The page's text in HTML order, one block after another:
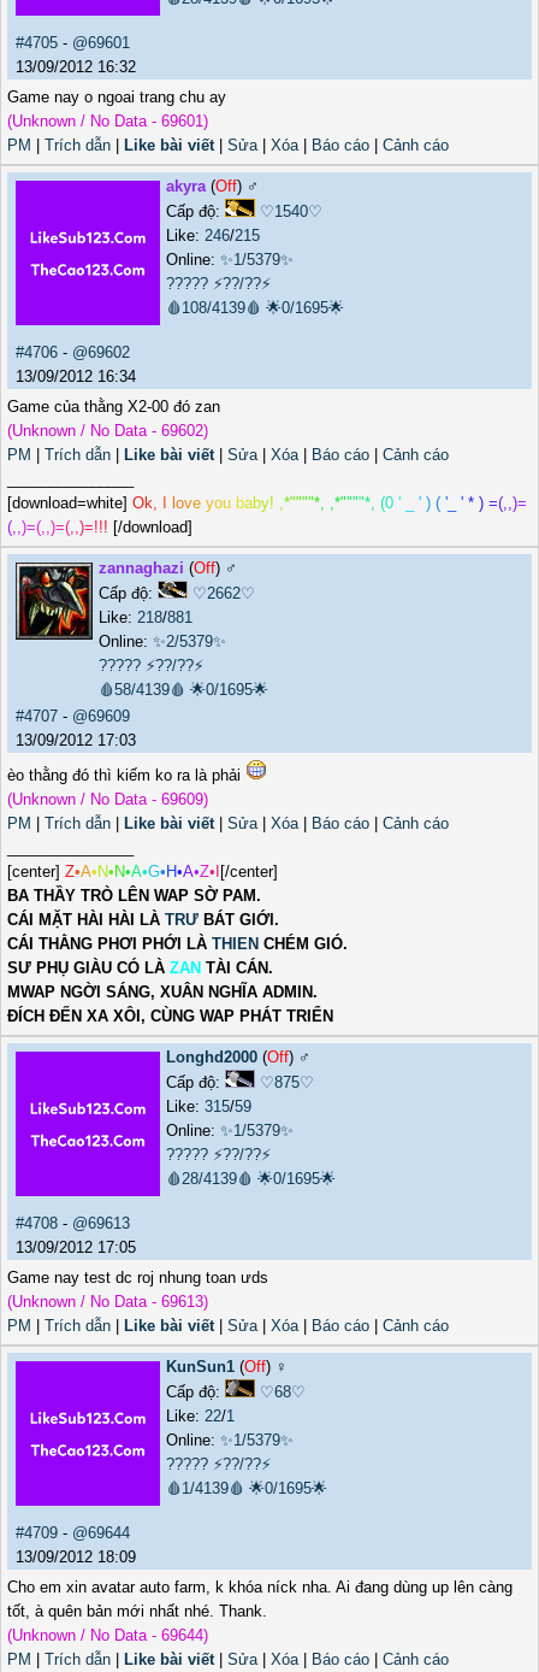
#4705 - @69601
13/09/2012 16:32
Game nay o ngoai trang chu ay
(Unknown / No Data - 69601)
PM
Trích dẫn Like bài viết| Sửa| Xóa| Báo cáo Cảnh cáo
akyra(Off) ♂️
Cấp độ:
♡1540♡
Like: 246/215
Online: ✨1/5379✨
????? ⚡??/??⚡
🩸108/4139🩸 🌟0/1695🌟
#4706 - @69602
13/09/2012 16:34
Game của thằng X2-00 đó zan
(Unknown / No Data - 69602)
PM
Trích dẫn Like bài viết| Sửa| Xóa| Báo cáo
Cảnh cáo
[download=white] Ok, ove you baby! ,*""""*, ,*""""*, (0 ' ' ) ( ' ' * ) =(,,)=
(,,)=(,,)=(,,)=!!! [/download]
zannaghazi (Off) ♂️
Cấp độ:
♡2662♡
Like: 218/881
Online: ✨2/5379✨
????? ⚡??/??⚡
🩸58/4139🩸 🌟0/1695🌟
#4707 - @69609
13/09/2012 17:03
èo thằng đó thì kiếm ko ra là phải
(Unknown / No Data - 69609)
PM
Trích dẫn Like bài viết| Sửa| Xóa| Báo cáo
Cảnh cáo
[center] Z•A• N• N•A•G• H•A•Z• [/center]
BA THẦY TRÒ LÊN WAP SỜ PAM.
CÁI MẶT HÀI HÀI LÀ TRƯ BÁT GIỚI.
CÁI THẰNG PHƠI PHỚI LÀ THIEN CHÉM GIÓ.
SƯ PHỤ GIÀU CÓ LÀ ZAN TÀI CÁN.
MWAP NGỜI SÁNG, XUÂN NGHĨA ADMIN.
ĐÍCH ĐẾN XA XÔI, CÙNG WAP PHÁT TRIỂN
Longhd2000 (Off) ♂️
Cấp độ:
♡875♡
Like: 315/59
Online: ✨1/5379✨
????? ⚡??/??⚡
🩸28/4139🩸 🌟0/1695🌟
#4708 - @69613
13/09/2012 17:05
Game nay test dc roj nhung toan ưds
(Unknown / No Data - 69613)
PM
Trích dẫn Like bài viết| Sửa| Xóa| Báo cáo Cảnh cáo
KunSun1 (Off) ♀️
Cấp độ:
♡68♡
Like: 22/1
Online: ✨1/5379✨
????? ⚡??/??⚡
🩸1/4139🩸 🌟0/1695🌟
#4709 - @69644
13/09/2012 18:09
Cho em xin avatar auto farm, k khóa níck nha. Ai đang dùng up lên càng
tốt, à quên bản mới nhất nhé. Thank.
(Unknown / No Data - 69644)
PM
Trích dẫn Like bài viết| Sửa| Xóa| Báo cáo Cảnh cáo